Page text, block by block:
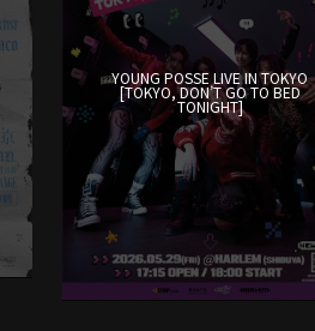
YOUNG POSSE LIVE IN TOKYO
[TOKYO, DON’T GO TO BED
TONIGHT]